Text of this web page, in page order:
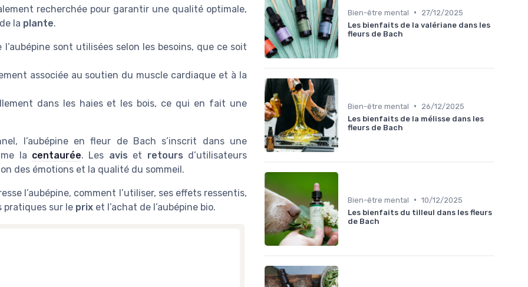
recherchée pour garantir une qualité optimale,
la plante.
sont utilisées selon les besoins, que ce soit
associée au soutien du muscle cardiaque et à la
dans les haies et les bois, ce qui en fait une
l’aubépine en fleur de Bach s’inscrit dans une
la centaurée. Les avis et retours d’utilisateurs
des émotions et la qualité du sommeil.
l’aubépine, comment l’utiliser, ses effets ressentis,
pratiques sur le prix et l’achat de l’aubépine bio.
Bien-être mental •
27/12/2025
Les bienfaits de la valériane dans les
fleurs de Bach
Bien-être mental •
26/12/2025
Les bienfaits de la mélisse dans les
fleurs de Bach
Bien-être mental • 10/12/2025
Les bienfaits du tilleul dans les fleurs
de Bach